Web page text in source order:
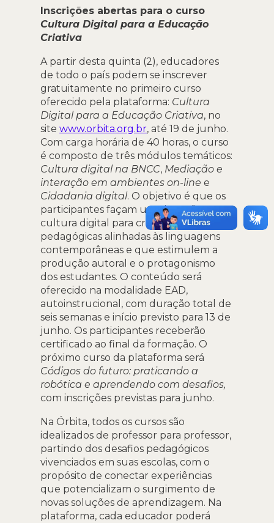
Inscrições abertas para o curso
Cultura Digital para a Educação
Criativa
A partir desta quinta (2), educadores
de todo o país podem se inscrever
gratuitamente no primeiro curso
oferecido pela plataforma: Cultura
Digital para a Educação Criativa, no
site www.orbita.org.br, até 19 de junho.
Com carga horária de 40 horas, o curso
é composto de três módulos temáticos:
Cultura digital na BNCC, Mediação e
interação em ambientes on-line e
Cidadania digital. O objetivo é que os
participantes façam uma imersão na
cultura digital para criarem estratégias
pedagógicas alinhadas às linguagens
contemporâneas e que estimulem a
produção autoral e o protagonismo
dos estudantes. O conteúdo será
oferecido na modalidade EAD,
autoinstrucional, com duração total de
seis semanas e início previsto para 13 de
junho. Os participantes receberão
certificado ao final da formação. O
próximo curso da plataforma será
Códigos do futuro: praticando a
robótica e aprendendo com desafios,
com inscrições previstas para junho.
Na Órbita, todos os cursos são
idealizados de professor para professor,
partindo dos desafios pedagógicos
vivenciados em suas escolas, com o
propósito de conectar experiências
que potencializam o surgimento de
novas soluções de aprendizagem. Na
plataforma, cada educador poderá